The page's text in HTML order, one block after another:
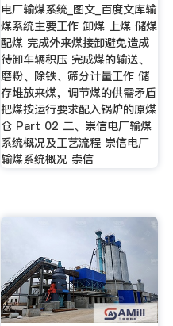
电厂输煤系统_图文_百度文库输
煤系统主要工作 卸煤 上煤 储煤
配煤 完成外来煤接卸避免造成
待卸车辆积压 完成煤的输送、
磨粉、除铁、筛分计量工作 储
存堆放来煤，调节煤的供需矛盾
把煤按运行要求配入锅炉的原煤
仓 Part 02 二、崇信电厂输煤
系统概况及工艺流程 崇信电厂
输煤系统概况 崇信